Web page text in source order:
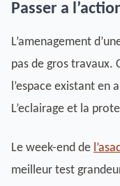
Passer a
L’amenagement
pas de gros travaux.
l’espace existant en
L’eclairage et la
Le week-end de
meilleur test